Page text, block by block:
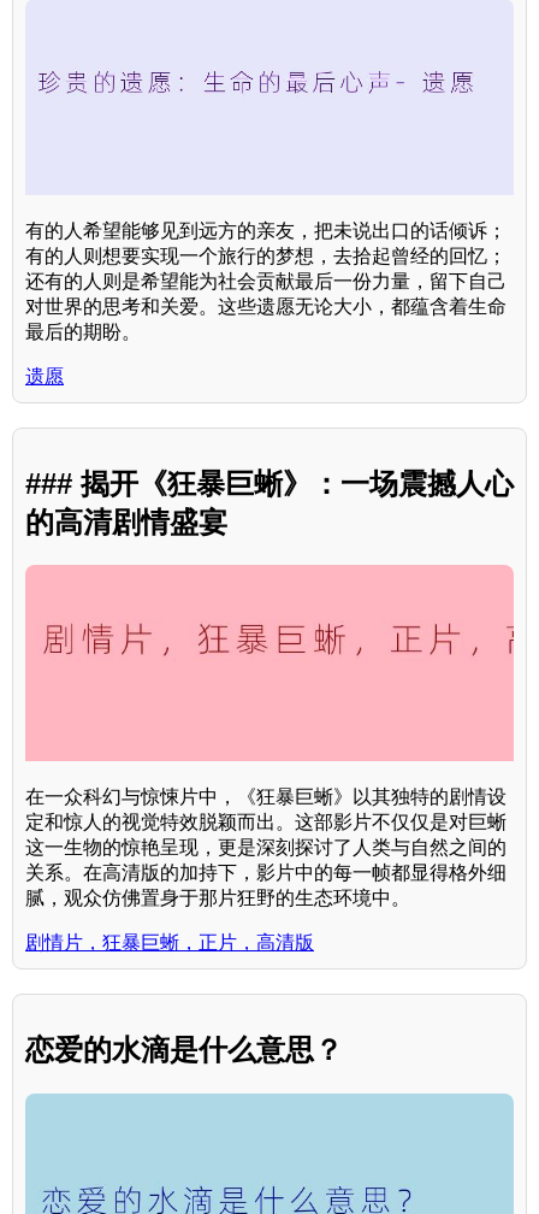
有的人希望能够见到远方的亲友，把未说出口的话倾诉；
有的人则想要实现一个旅行的梦想，去拾起曾经的回忆；
还有的人则是希望能为社会贡献最后一份力量，留下自己
对世界的思考和关爱。这些遗愿无论大小，都蕴含着生命
最后的期盼。
遗愿
### 揭开《狂暴巨蜥》：一场震撼人心
的高清剧情盛宴
在一众科幻与惊悚片中，《狂暴巨蜥》以其独特的剧情设
定和惊人的视觉特效脱颖而出。这部影片不仅仅是对巨蜥
这一生物的惊艳呈现，更是深刻探讨了人类与自然之间的
关系。在高清版的加持下，影片中的每一帧都显得格外细
腻，观众仿佛置身于那片狂野的生态环境中。
剧情片，狂暴巨蜥，正片，高清版
恋爱的水滴是什么意思？